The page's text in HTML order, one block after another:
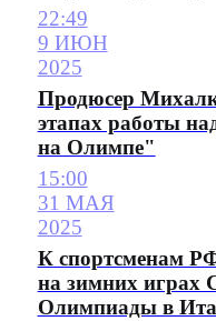
22:49
9 ИЮН
2025
Продюсер
этапах работы
на Олимпе"
15:00
31 МАЯ
2025
К спортсменам
на зимних играх
Олимпиады в